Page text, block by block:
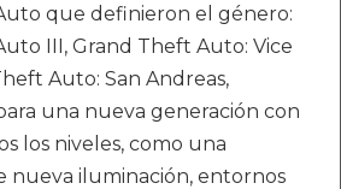
que definieron el género:
III, Grand Theft Auto: Vice
Auto: San Andreas,
una nueva generación con
los niveles, como una
nueva iluminación, entornos